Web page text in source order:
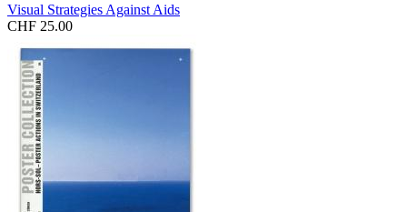
Visual Strategies Against Aids
CHF 25.00